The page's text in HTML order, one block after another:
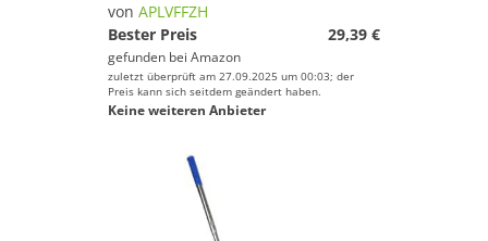
von APLVFFZH
Bester Preis
29,39 €
gefunden bei Amazon
zuletzt überprüft am 27.09.2025 um 00:03; der
Preis kann sich seitdem geändert haben.
Keine weiteren Anbieter